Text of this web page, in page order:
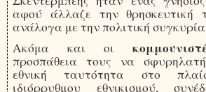
αφού άλλαζε την θρησκευτική
ανάλογα με την πολιτική
Ακόμα και οι
προσπάθεια τους να
εθνική ταυτότητα στο
ιδιόρρυθμου εθνικισμού,